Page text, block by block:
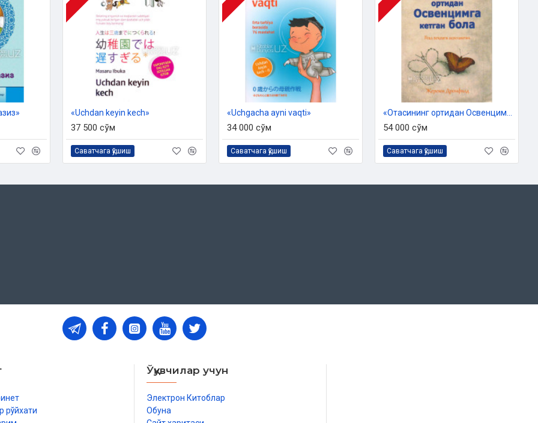
«Uchdan keyin kech»
37 500 сўм
Саватчага қўшиш
«Uchgacha ayni vaqti»
34 000 сўм
Саватчага қўшиш
54 000 сўм
Саватчага қўшиш
рўйхати
Ўқувчилар учун
Электрон Китоблар
Обуна